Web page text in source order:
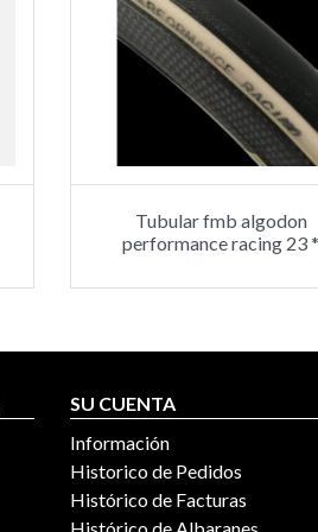
Tubular fmb algodon
performance racing 23
SU CUENTA
Información
Historico de Pedidos
Histórico de Facturas